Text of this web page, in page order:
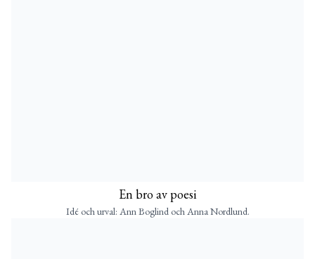
En bro av poesi
Idé och urval: Ann Boglind och Anna Nordlund.